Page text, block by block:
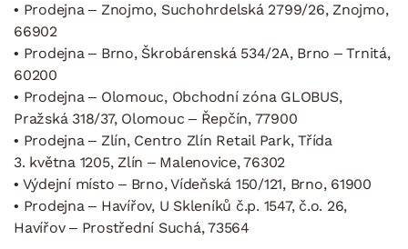
• Prodejna – Znojmo, Suchohrdelská 2799/26, Znojmo,
66902
• Prodejna – Brno, Škrobárenská 534/2A, Brno – Trnitá,
60200
• Prodejna – Olomouc, Obchodní zóna GLOBUS,
Pražská 318/37, Olomouc – Řepčín, 77900
• Prodejna – Zlín, Centro Zlín Retail Park, Třída
3. května 1205, Zlín – Malenovice, 76302
• Výdejní místo – Brno, Vídeňská 150/121, Brno, 61900
• Prodejna – Havířov, U Skleníků č.p. 1547, č.o. 26,
Havířov – Prostřední Suchá, 73564